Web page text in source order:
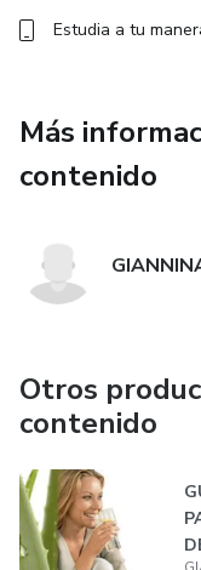
Estudia a tu
Más
contenido
Otros
contenido